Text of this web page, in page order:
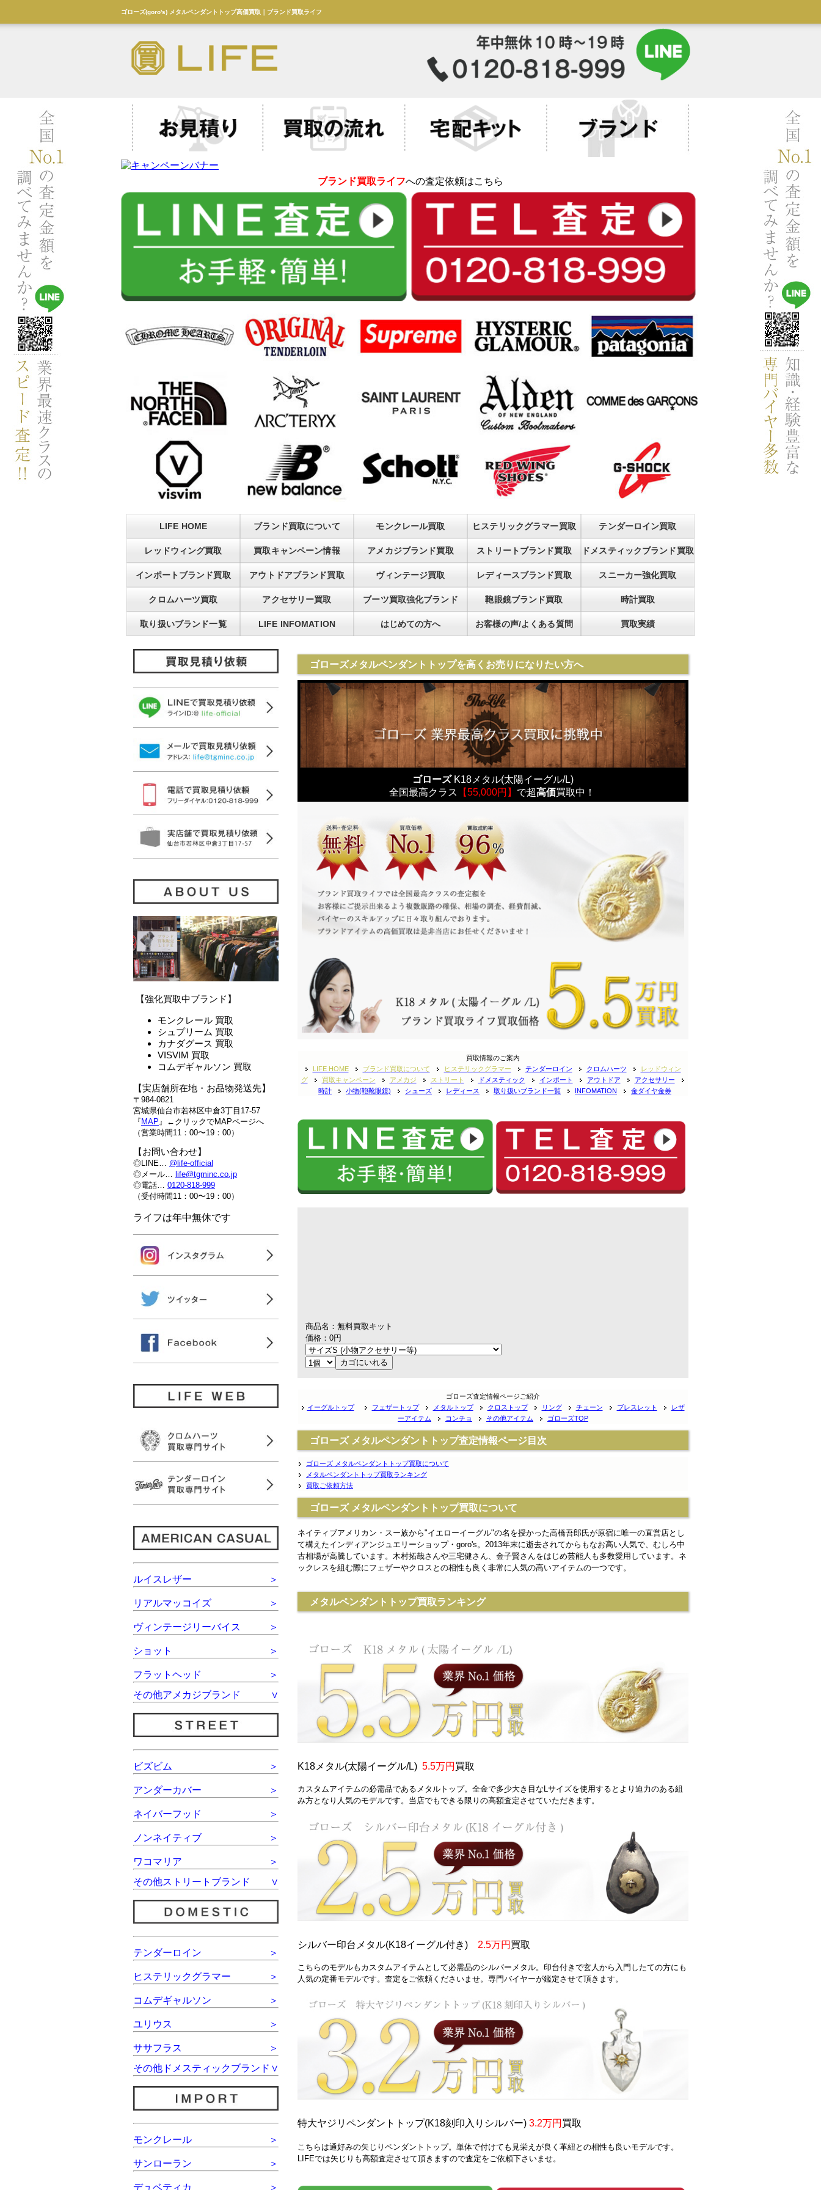
ゴローズ(goro's) メタルペンダントトップ高価買取｜ブランド買取ライフ
ブランド買取ライフへの査定依頼はこちら
LIFE HOME ブランド買取について モンクレール買取 ヒステリックグラマー買取 テンダーロイン買取
レッドウィング買取 買取キャンペーン情報 アメカジブランド買取 ストリートブランド買取 ドメスティックブランド買取
インポートブランド買取 アウトドアブランド買取 ヴィンテージ買取 レディースブランド買取 スニーカー強化買取
クロムハーツ買取 アクセサリー買取 ブーツ買取強化ブランド 鞄眼鏡ブランド買取 時計買取
取り扱いブランド一覧 LIFE INFOMATION はじめての方へ お客様の声/よくある質問 買取実績
【強化買取中ブランド】
モンクレール 買取
シュプリーム 買取
カナダグース 買取
VISVIM 買取
コムデギャルソン 買取
【実店舗所在地・お品物発送先】
〒984-0821
宮城県仙台市若林区中倉3丁目17-57
『 MAP』←クリックでMAPページへ
（営業時間11：00〜19：00）
【お問い合わせ】
◎LINE… @life-official
◎メール… life@tgminc.co.jp
◎電話… 0120-818-999
（受付時間11：00〜19：00）
ライフは年中無休です
ルイスレザー ＞
リアルマッコイズ ＞
ヴィンテージリーバイス ＞
ショット ＞
フラットヘッド
＞
その他アメカジブランド
∨
ビズビム ＞
アンダーカバー ＞
ネイバーフッド ＞
ノンネイティブ ＞
ワコマリア
＞
その他ストリートブランド
∨
テンダーロイン ＞
ヒステリックグラマー ＞
コムデギャルソン ＞
ユリウス ＞
ササフラス
＞
その他ドメスティックブランド ∨
モンクレール ＞
サンローラン ＞
デュベティカ ＞
ゴローズメタルペンダントトップを高くお売りになりたい方へ
ゴローズK18メタル(太陽イーグル/L)
全国最高クラス 【55,000円】 で超高価買取中！
買取情報のご案内
LIFE HOME
ブランド買取について ヒステリックグラマー テンダーロイン クロムハーツ
レッドウィン
グ
買取キャンペーン アメカジ ストリート ドメスティック インポート アウトドア
アクセサリー
時計
小物(鞄靴眼鏡) シューズ レディース 取り扱いブランド一覧 INFOMATION 金ダイヤ金券
商品名：無料買取キット
価格：0円
ゴローズ査定情報ページご紹介
イーグルトップ
フェザートップ メタルトップ クロストップ リング チェーン ブレスレット
レザ
ーアイテム
コンチョ その他アイテム ゴローズTOP
ゴローズ メタルペンダントトップ査定情報ページ目次
ゴローズ メタルペンダントトップ買取について
メタルペンダントトップ買取ランキング
買取ご依頼方法
ゴローズ メタルペンダントトップ買取について
ネイティブアメリカン・スー族から"イエローイーグル"の名を授かった高橋吾郎氏が原宿に唯一の直営店とし
て構えたインディアンジュエリーショップ・goro's。2013年末に逝去されてからもなお高い人気で、むしろ中
古相場が高騰しています。木村拓哉さんや三宅健さん、金子賢さんをはじめ芸能人も多数愛用しています。ネ
ックレスを組む際にフェザーやクロスとの相性も良く非常に人気の高いアイテムの一つです。
メタルペンダントトップ買取ランキング
K18メタル(太陽イーグル/L) 5.5万円 買取
カスタムアイテムの必需品であるメタルトップ。全金で多少大き目なLサイズを使用するとより迫力のある組
み方となり人気のモデルです。当店でもできる限りの高額査定させていただきます。
シルバー印台メタル(K18イーグル付き) 2.5万円 買取
こちらのモデルもカスタムアイテムとして必需品のシルバーメタル。印台付きで玄人から入門したての方にも
人気の定番モデルです。査定をご依頼くださいませ。専門バイヤーが鑑定させて頂きます。
特大ヤジリペンダントトップ(K18刻印入りシルバー) 3.2万円 買取
こちらは通好みの矢じりペンダントトップ。単体で付けても見栄えが良く革紐との相性も良いモデルです。
LIFEでは矢じりも高額査定させて頂きますので査定をご依頼下さいませ。